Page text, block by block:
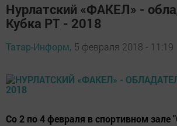
Нурлатский «ФАКЕЛ» -
Кубка РТ - 2018
Татар-Информ, 5 февраля 2018 - 11:19
Со 2 по 4 февраля в спортивном зале